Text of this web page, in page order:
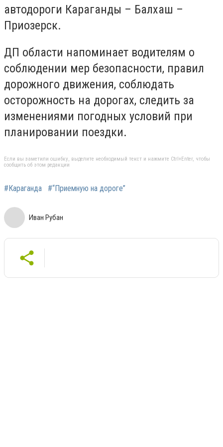
автодороги Караганды – Балхаш –
Приозерск.
ДП области напоминает водителям о
соблюдении мер безопасности, правил
дорожного движения, соблюдать
осторожность на дорогах, следить за
изменениями погодных условий при
планировании поездки.
Если вы заметили ошибку, выделите необходимый текст и нажмите Ctrl+Enter, чтобы
сообщить об этом редакции
#Караганда #“Приемную на дороге”
Иван Рубан